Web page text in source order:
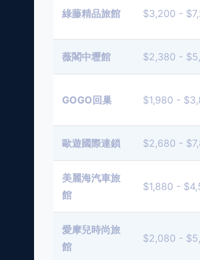
綠藤精品旅館 $3,200 -
薇閣中壢館 $2,380 -
GOGO回巢 $1,980 -
歐遊國際連鎖 $2,680 -
美麗海汽車旅
館
$1,880 -
愛摩兒時尚旅
館
$2,080 -